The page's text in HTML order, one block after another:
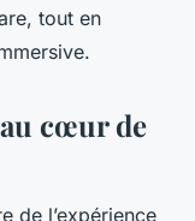
tout en
cœur de
de l’expérience